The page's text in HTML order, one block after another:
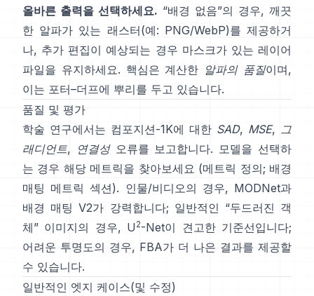
올바른 출력을 선택하세요. “배경 없음”의 경우, 깨끗
한 알파가 있는 래스터(예: PNG/WebP)를 제공하거
나, 추가 편집이 예상되는 경우 마스크가 있는 레이어
파일을 유지하세요. 핵심은 계산한 알파의 품질이며,
이는 포터–더프에 뿌리를 두고 있습니다.
품질 및 평가
학술 연구에서는 컴포지션-1K에 대한 SAD, MSE, 그
래디언트, 연결성오류를 보고합니다. 모델을 선택하
는 경우 해당 메트릭을 찾아보세요 (메트릭 정의; 배경
매팅 메트릭 섹션). 인물/비디오의 경우, MODNet과
배경 매팅 V2가 강력합니다; 일반적인 “두드러진 객
체” 이미지의 경우, U 2-Net이 견고한 기준선입니다;
어려운 투명도의 경우, FBA가 더 나은 결과를 제공할
수 있습니다.
일반적인 엣지 케이스(및 수정)